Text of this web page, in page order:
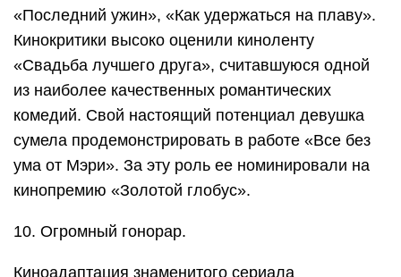
«Последний ужин», «Как удержаться на плаву».
Кинокритики высоко оценили киноленту
«Свадьба лучшего друга», считавшуюся одной
из наиболее качественных романтических
комедий. Свой настоящий потенциал девушка
сумела продемонстрировать в работе «Все без
ума от Мэри». За эту роль ее номинировали на
кинопремию «Золотой глобус».
10. Огромный гонорар.
Киноадаптация знаменитого сериала